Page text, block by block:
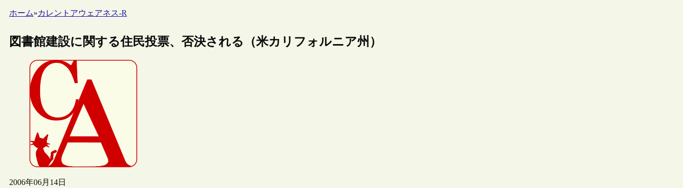
ホーム»カレントアウェアネス-R
図書館建設に関する住民投票、否決される（米カリフォルニア州）
2006年06月14日